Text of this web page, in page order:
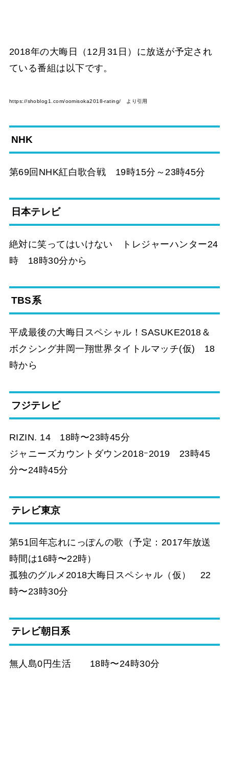
2018年の大晦日（12月31日）に放送が予定され
ている番組は以下です。
https://shoblog1.com/oomisoka2018-rating/ より引用
NHK
第69回NHK紅白歌合戦 19時15分～23時45分
日本テレビ
絶対に笑ってはいけない トレジャーハンター24
時 18時30分から
TBS系
平成最後の大晦日スペシャル！SASUKE2018＆
ボクシング井岡一翔世界タイトルマッチ(仮) 18
時から
フジテレビ
RIZIN. 14 18時〜23時45分
ジャニーズカウントダウン2018ｰ2019 23時45
分〜24時45分
テレビ東京
第51回年忘れにっぽんの歌（予定：2017年放送
時間は16時〜22時）
孤独のグルメ2018大晦日スペシャル（仮） 22
時〜23時30分
テレビ朝日系
無人島0円生活 18時〜24時30分